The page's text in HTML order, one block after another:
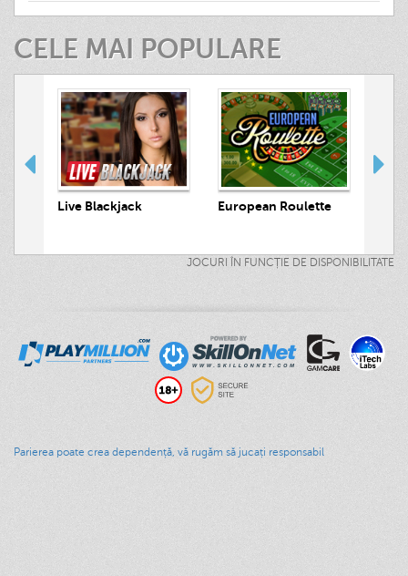
CELE MAI POPULARE
Live Blackjack European Roulette
JOCURI ÎN FUNCȚIE DE DISPONIBILITATE
Parierea poate crea dependență, vă rugăm să jucați responsabil